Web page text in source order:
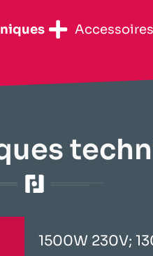
Accessoires
1500W 230V;